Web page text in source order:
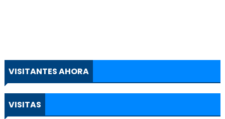
VISITANTES AHORA
VISITAS